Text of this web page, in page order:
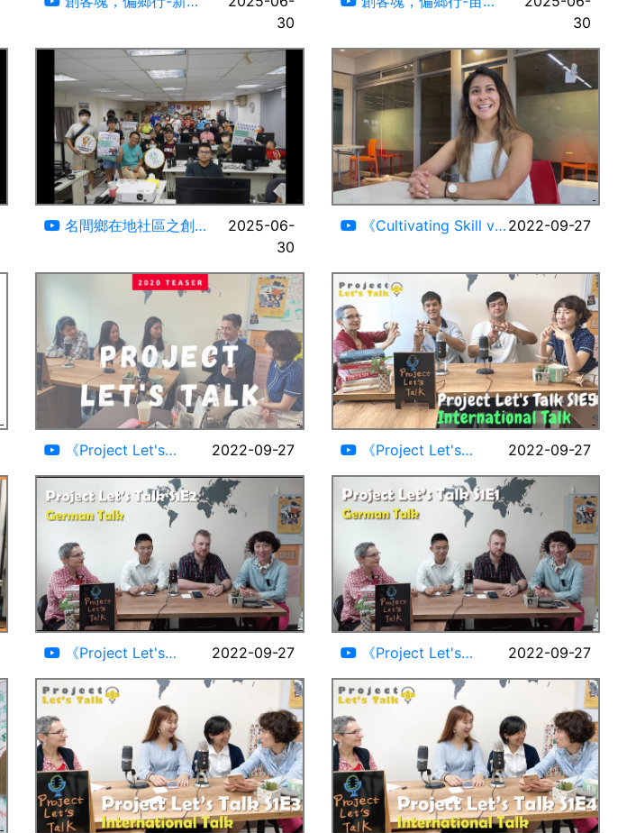
蕃薯球志工隊#
30
蕃薯球志工隊#
30
名間鄉在地社區之創客
球志工隊#
2025-06-
30
《Cultivating Skill vs 2022-09-27
《Project Let's
Talk》2020 Teaser
2022-09-27
《Project Let's
Talk》Cris&Tariq S1E5
#Paraguayan#Jordanian#Taiwanese
2022-09-27
《Project Let's
Talk》Eric&Denzel S1E2
2022-09-27
《Project Let's
Talk》Erik&Denzel S1E1
2022-09-27